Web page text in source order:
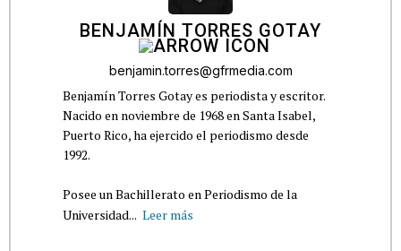
BENJAMÍN TORRES GOTAY
benjamin.torres@gfrmedia.com
Benjamín Torres Gotay es periodista y escritor.
Nacido en noviembre de 1968 en Santa Isabel,
Puerto Rico, ha ejercido el periodismo desde
1992.
Posee un Bachillerato en Periodismo de la
Universidad... Leer más